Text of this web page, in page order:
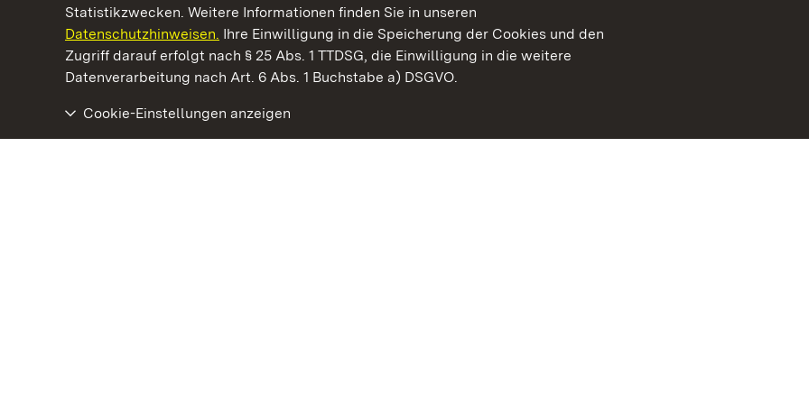
Statistikzwecken. Weitere Informationen finden Sie in unseren
Datenschutzhinweisen. Ihre Einwilligung in die Speicherung der Cookies und den
Zugriff darauf erfolgt nach § 25 Abs. 1 TTDSG, die Einwilligung in die weitere
Datenverarbeitung nach Art. 6 Abs. 1 Buchstabe a) DSGVO.
Cookie-Einstellungen anzeigen
Kommen. Staunen. Genießen.